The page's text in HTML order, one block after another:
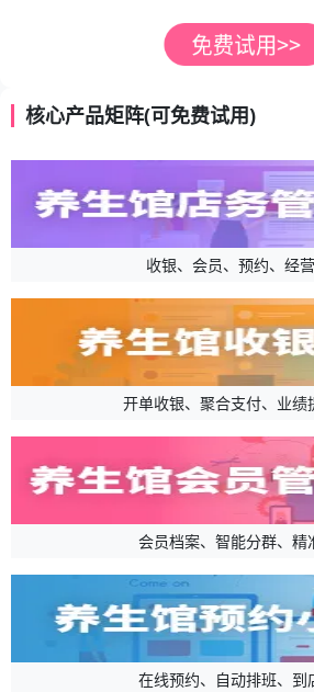
核心产品矩阵(可免费试用)
收银、会员、预约、经
开单收银、聚合支付、业绩
会员档案、智能分群、精
在线预约、自动排班、到